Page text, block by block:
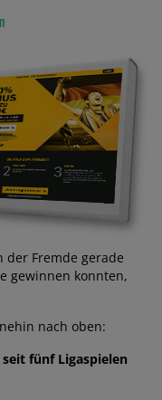
der Fremde gerade
gewinnen konnten,
nach oben:
fünf Ligaspielen